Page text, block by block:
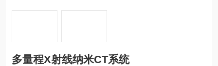
多量程X射线纳米CT系统